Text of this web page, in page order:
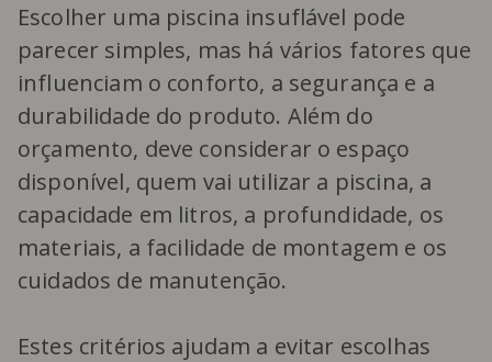
Escolher uma piscina insuflável pode
parecer simples, mas há vários fatores que
influenciam o conforto, a segurança e a
durabilidade do produto. Além do
orçamento, deve considerar o espaço
disponível, quem vai utilizar a piscina, a
capacidade em litros, a profundidade, os
materiais, a facilidade de montagem e os
cuidados de manutenção.
Estes critérios ajudam a evitar escolhas